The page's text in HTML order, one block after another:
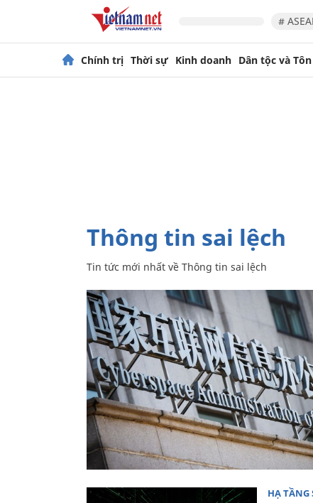
#
Chính trị Thời sự Kinh doanh Dân tộc và
Thông tin sai lệch
Tin tức mới nhất về Thông tin sai lệch
HẠ TẦNG